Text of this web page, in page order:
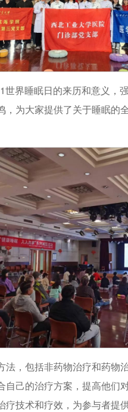
界睡眠日的来历和意义，
为大家提供了关于睡眠的
，包括非药物治疗和药物
己的治疗方案，提高他
技术和疗效，为参与者提